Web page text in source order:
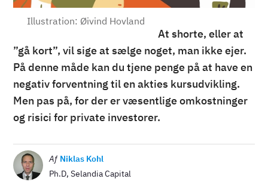
Illustration: Øivind Hovland
At shorte, eller at
”gå kort”, vil sige at sælge noget, man ikke ejer.
På denne måde kan du tjene penge på at have en
negativ forventning til en akties kursudvikling.
Men pas på, for der er væsentlige omkostninger
og risici for private investorer.
Billede Af Niklas Kohl
Ph.D, Selandia Capital